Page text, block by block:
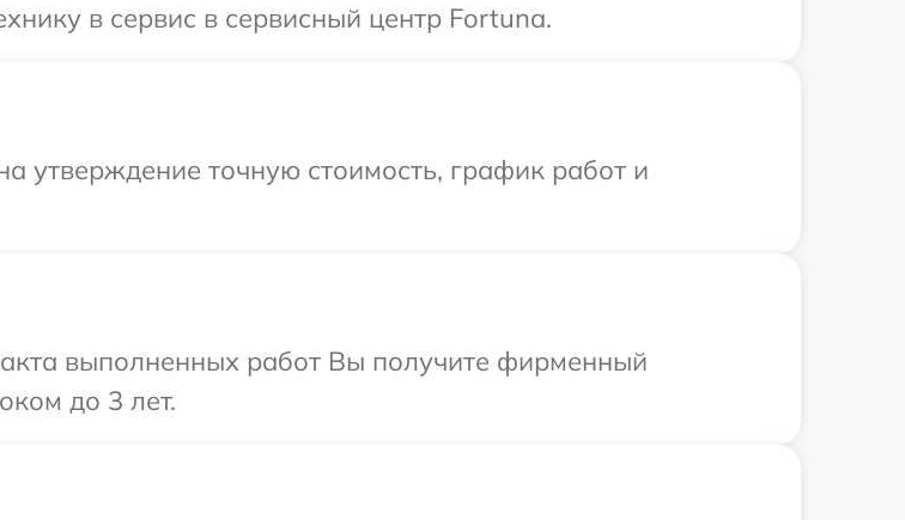
в сервис в сервисный центр Fortuna.
утверждение точную стоимость, график работ и
выполненных работ Вы получите фирменный
до 3 лет.